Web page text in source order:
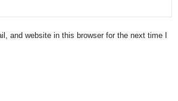
and website in this browser for the next time I